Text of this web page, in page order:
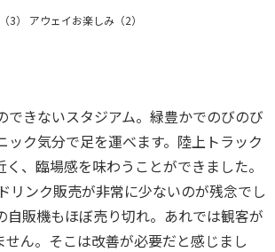
3） アウェイお楽しみ（2）
きないスタジアム。緑豊かでのびのび
ク気分で足を運べます。陸上トラック
、臨場感を味わうことができました。
ンク販売が非常に少ないのが残念でし
販機もほぼ売り切れ。あれでは観客が
ん。そこは改善が必要だと感じまし